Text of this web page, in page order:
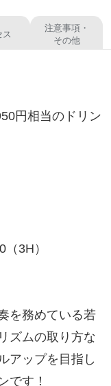
ス
注意事項・
その他
円相当のドリン
3H）
を務めている若
ズムの取り方な
アップを目指し
です！